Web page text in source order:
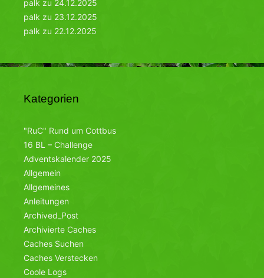
palk zu 24.12.2025
palk zu 23.12.2025
palk zu 22.12.2025
Kategorien
"RuC" Rund um Cottbus
16 BL – Challenge
Adventskalender 2025
Allgemein
Allgemeines
Anleitungen
Archived_Post
Archivierte Caches
Caches Suchen
Caches Verstecken
Coole Logs